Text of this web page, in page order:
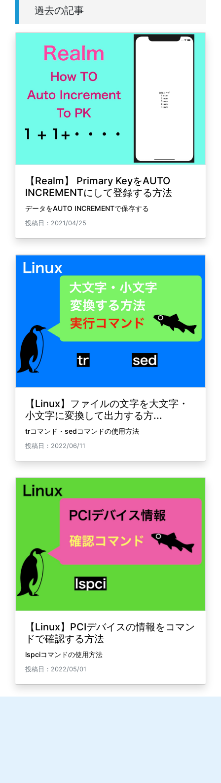
過去の記事
【Realm】 Primary KeyをAUTO
INCREMENTにして登録する方法
データをAUTO INCREMENTで保存する
投稿日：2021/04/25
【Linux】ファイルの文字を大文字・
小文字に変換して出力する方...
trコマンド・sedコマンドの使用方法
投稿日：2022/06/11
【Linux】PCIデバイスの情報をコマン
ドで確認する方法
lspciコマンドの使用方法
投稿日：2022/05/01